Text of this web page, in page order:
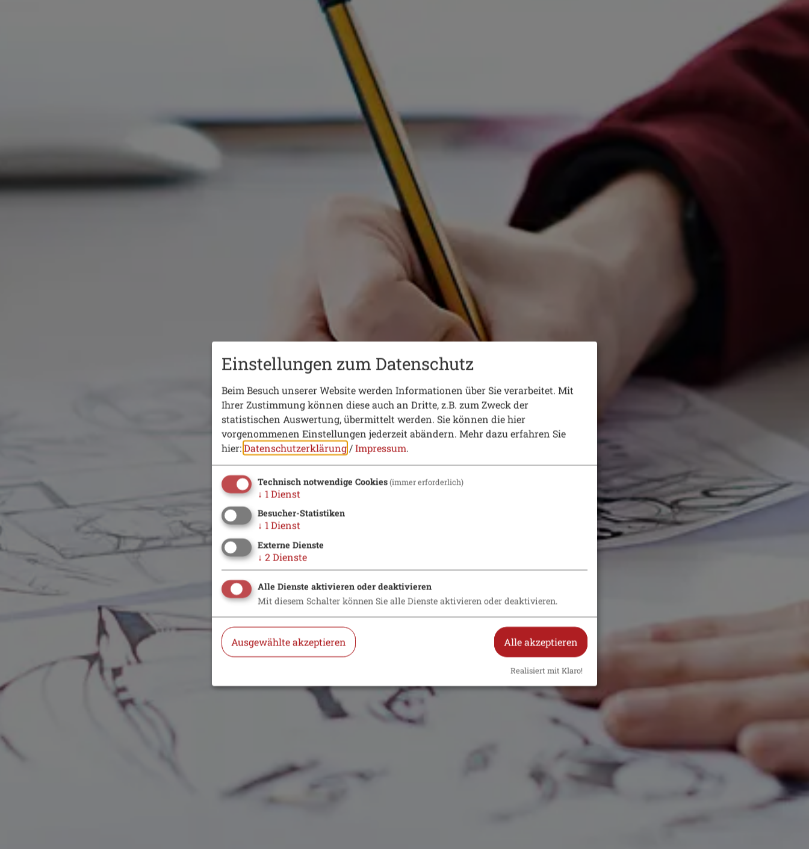
Einstellungen zum Datenschutz
Beim Besuch unserer Website werden Informationen über Sie verarbeitet. Mit
Ihrer Zustimmung können diese auch an Dritte, z.B. zum Zweck der
statistischen Auswertung, übermittelt werden. Sie können die hier
vorgenommenen Einstellungen jederzeit abändern. Mehr dazu erfahren Sie
hier:Datenschutzerklärung/Impressum.
Technisch notwendige Cookies(immer erforderlich)
↓ 1Dienst
Besucher-Statistiken
↓ 1Dienst
Externe Dienste
↓ 2 Dienste
Alle Dienste aktivieren oder deaktivieren
Mit diesem Schalter können Sie alle Dienste aktivieren oder deaktivieren.
Ausgewählte akzeptieren Alle akzeptieren
Realisiert mit Klaro!